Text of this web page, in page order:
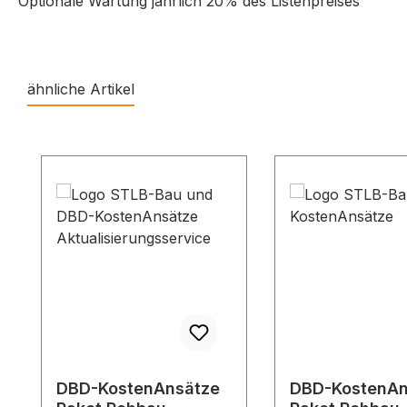
ähnliche Artikel
DBD-KostenAnsätze
DBD-